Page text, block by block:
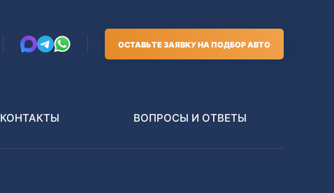
ОСТАВЬТЕ ЗАЯВКУ НА ПОДБОР АВТО
КОНТАКТЫ ВОПРОСЫ И ОТВЕТЫ